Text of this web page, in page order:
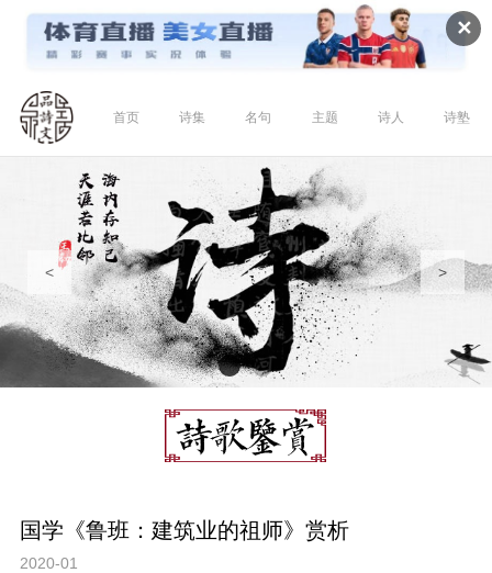
✕
首页 诗集 名句 主题 诗人 诗塾
< >
国学《鲁班：建筑业的祖师》赏析
2020-01